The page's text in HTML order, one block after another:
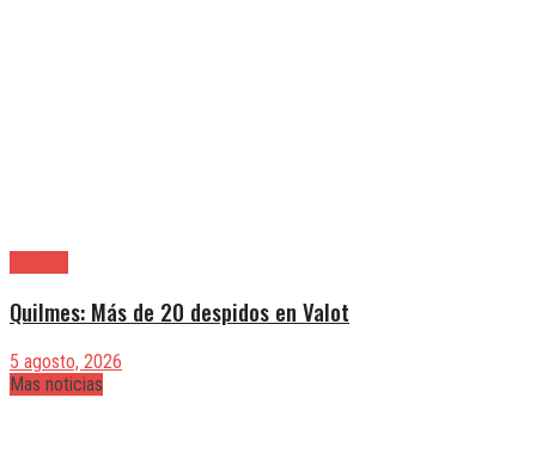
Quilmes: Más de 20 despidos en Valot
5 agosto, 2026
Mas noticias